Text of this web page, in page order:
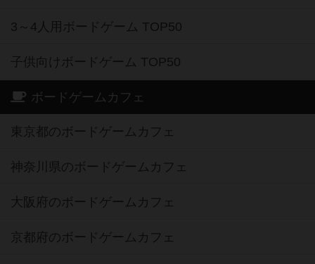
3～4人用ボードゲーム TOP50
子供向けボードゲーム TOP50
ボードゲームカフェ
東京都のボードゲームカフェ
神奈川県のボードゲームカフェ
大阪府のボードゲームカフェ
京都府のボードゲームカフェ